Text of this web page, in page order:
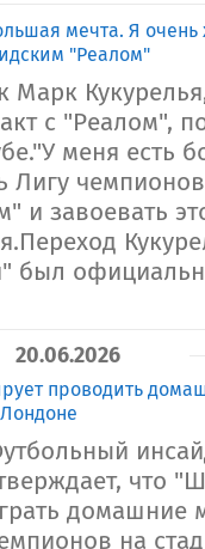
мечта. Я
"Реалом"
Марк
с "Реалом",
меня есть
Лигу
и завоевать
был
20.06.2026
проводить
что
домашние
на